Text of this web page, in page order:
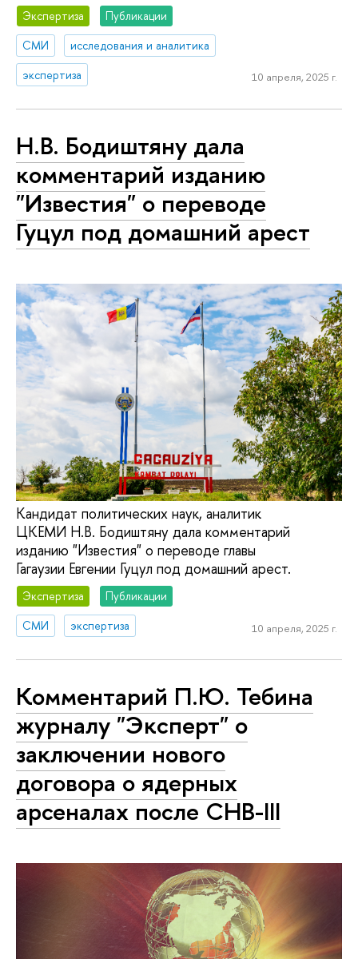
Экспертиза
Публикации
СМИ
исследования и аналитика
экспертиза
10 апреля, 2025 г.
Н.В. Бодиштяну дала
комментарий изданию
"Известия" о переводе
Гуцул под домашний арест
Кандидат политических наук, аналитик
ЦКЕМИ Н.В. Бодиштяну дала комментарий
изданию "Известия" о переводе главы
Гагаузии Евгении Гуцул под домашний арест.
Экспертиза
Публикации
СМИ
экспертиза 10 апреля, 2025 г.
Комментарий П.Ю. Тебина
журналу "Эксперт" о
заключении нового
договора о ядерных
арсеналах после СНВ-III